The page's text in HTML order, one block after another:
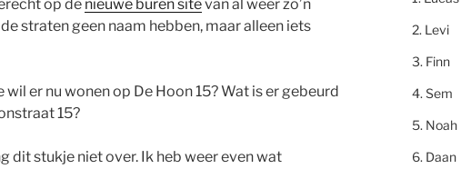
op de nieuwe buren sitevan al weer zo’n
straten geen naam hebben, maar alleen iets
wil er nu wonen op De Hoon 15? Wat is er gebeurd
15?
dit stukje niet over. Ik heb weer even wat
Levi
Finn
Sem
Noah
Daan